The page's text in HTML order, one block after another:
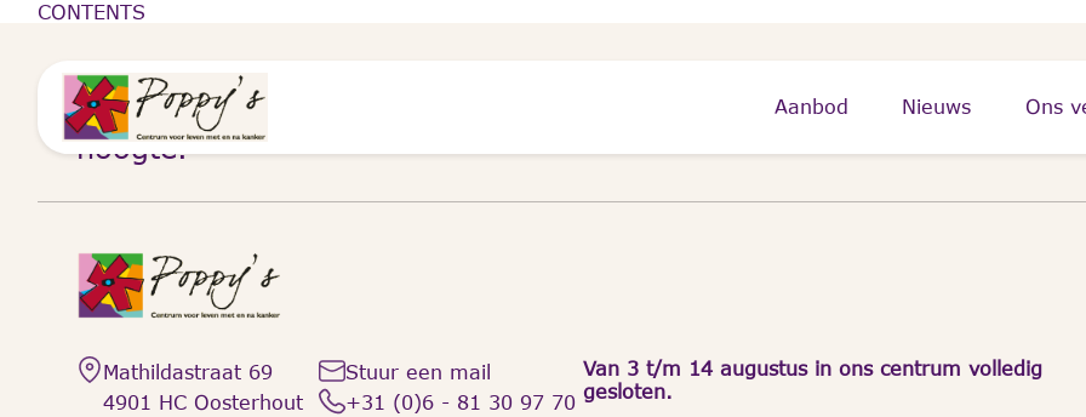
Aanbod Nieuws Ons
CONTENTS
Meld je aan voor onze
nieuwsbrief en blijf op de
hoogte.
Mathildastraat 69
4901 HC Oosterhout
Stuur een mail
+31 (0)6 - 81 30 97 70
Van 3 t/m 14 augustus in ons centrum volledig
gesloten.